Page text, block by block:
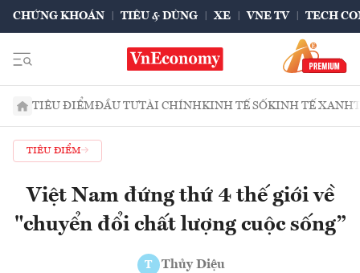
CHỨNG KHOÁN TIÊU & DÙNG XE VNE TV TECH
TIÊU ĐIỂMĐẦU TƯTÀI CHÍNHKINH TẾ SỐKINH TẾ XANH
TIÊU ĐIỂM
Việt Nam đứng thứ 4 thế giới về
"chuyển đổi chất lượng cuộc sống”
T Thủy Diệu